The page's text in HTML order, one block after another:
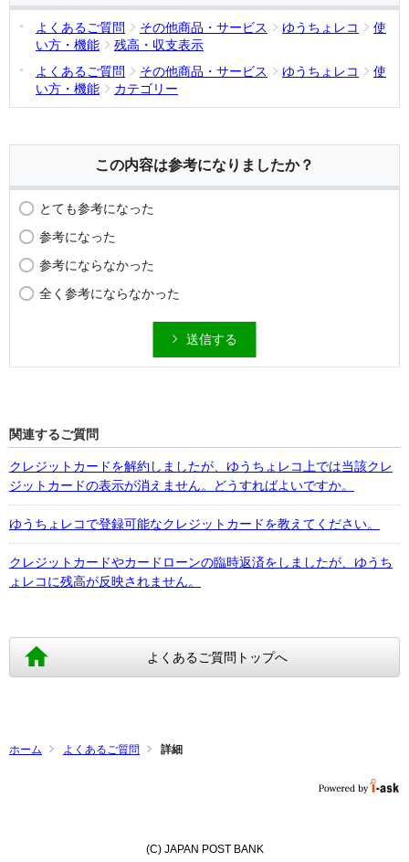
よくあるご質問 その他商品・サービス ゆうちょレコ
使
い方・機能
残高・収支表示
よくあるご質問
その他商品・サービス ゆうちょレコ
使
い方・機能
カテゴリー
この内容は参考になりましたか？
とても参考になった
参考になった
参考にならなかった
全く参考にならなかった
送信する
関連するご質問
クレジットカードを解約しましたが、ゆうちょレコ上では当該クレ
ジットカードの表示が消えません。どうすればよいですか。
ゆうちょレコで登録可能なクレジットカードを教えてください。
クレジットカードやカードローンの臨時返済をしましたが、ゆうち
ょレコに残高が反映されません。
よくあるご質問トップへ
ホーム よくあるご質問 詳細
(C) JAPAN POST BANK